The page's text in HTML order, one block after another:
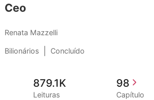
Ceo
Renata Mazzelli
Bilionários Concluído
879.1K
Leituras
98
Capítulo